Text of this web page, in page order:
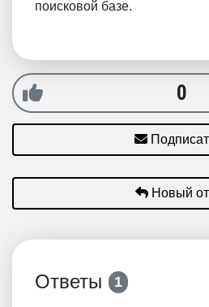
поисковой базе.
0
Новый
Ответы 1